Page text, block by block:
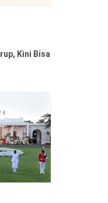
Kini Bisa